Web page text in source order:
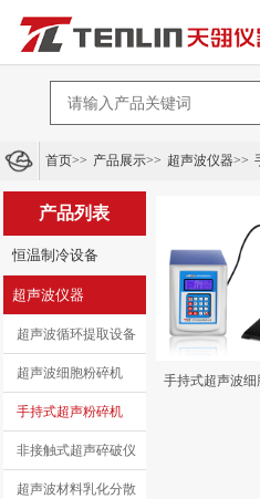

首页>> 产品展示>> 超声波仪器>>
产品列表
恒温制冷设备
超声波仪器
超声波循环提取设备
超声波细胞粉碎机
手持式超声粉碎机
非接触式超声碎破仪
超声波材料乳化分散
手持式超声波